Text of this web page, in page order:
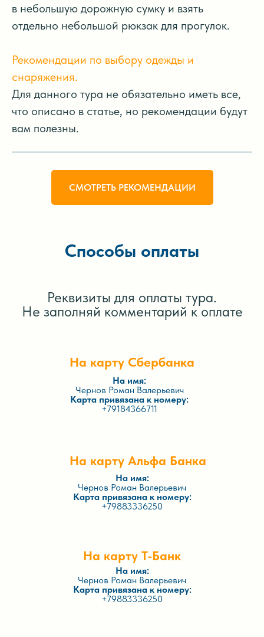
в небольшую дорожную сумку и взять
отдельно небольшой рюкзак для прогулок.
Рекомендации по выбору одежды и
снаряжения.
Для данного тура не обязательно иметь все,
что описано в статье, но рекомендации будут
вам полезны.
СМОТРЕТЬ РЕКОМЕНДАЦИИ
Способы оплаты
Реквизиты для оплаты тура.
Не заполняй комментарий к оплате
На карту Сбербанка
На карту Альфа Банка
На карту Т-Банк
На имя:
Чернов Роман Валерьевич
Карта привязана к номеру:
+79184366711
На имя:
Чернов Роман Валерьевич
Карта привязана к номеру:
+79883336250
На имя:
Чернов Роман Валерьевич
Карта привязана к номеру:
+79883336250